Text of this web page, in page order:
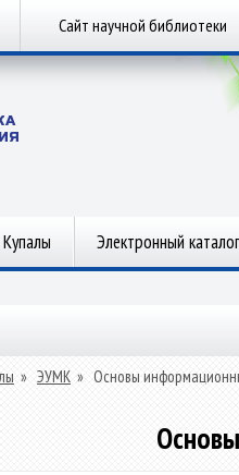
Сайт научной библиотеки
Электронный
» ЭУМК » Основы